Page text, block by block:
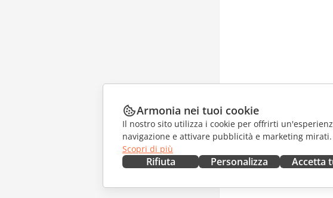
Armonia nei tuoi cookie
Il nostro sito utilizza i cookie per offrirti
navigazione e attivare pubblicità e marketing
Scopri di più
Rifiuta Personalizza Accetta